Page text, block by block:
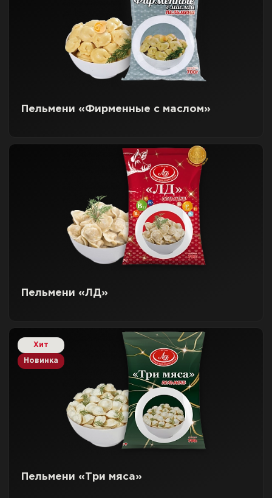
Пельмени «Фирменные с маслом»
Пельмени «ЛД»
Хит
Новинка
Пельмени «Три мяса»